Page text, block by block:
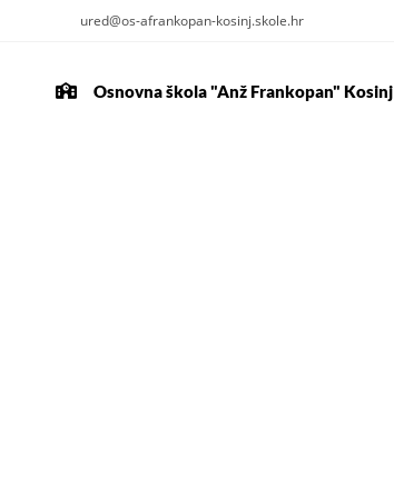
ured@os-afrankopan-kosinj.skole.hr
Osnovna škola "Anž Frankopan" Kosinj